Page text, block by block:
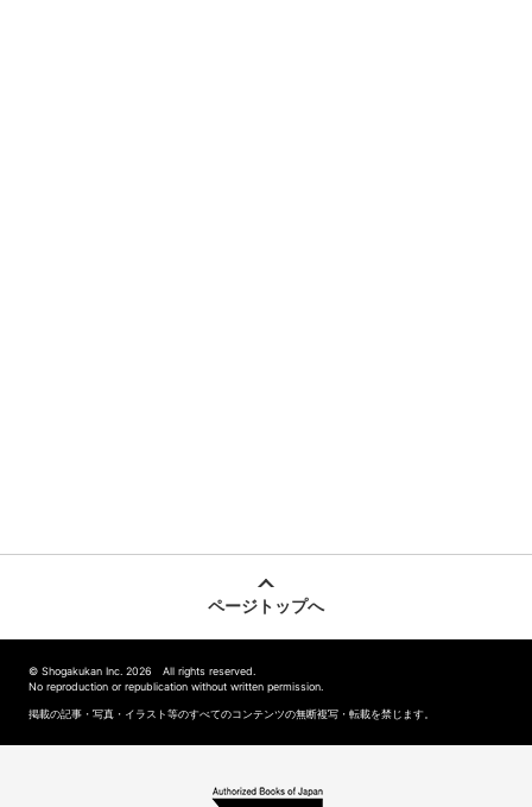
ページトップへ
© Shogakukan Inc. 2026 All rights reserved.
No reproduction or republication without written permission.
掲載の記事・写真・イラスト等のすべてのコンテンツの無断複写・転載を禁じます。